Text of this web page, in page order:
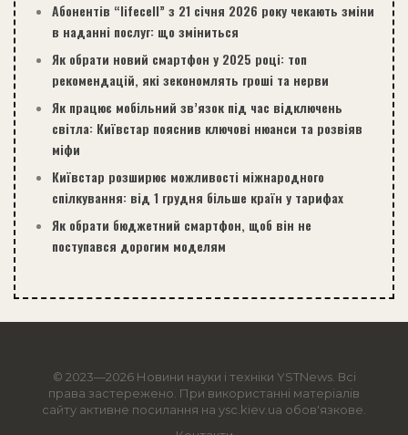
Абонентів “lifecell” з 21 січня 2026 року чекають зміни
в наданні послуг: що зміниться
Як обрати новий смартфон у 2025 році: топ
рекомендацій, які зекономлять гроші та нерви
Як працює мобільний зв’язок під час відключень
світла: Київстар пояснив ключові нюанси та розвіяв
міфи
Київстар розширює можливості міжнародного
спілкування: від 1 грудня більше країн у тарифах
Як обрати бюджетний смартфон, щоб він не
поступався дорогим моделям
© 2023—2026 Новини науки і техніки YSTNews. Всі
права застережено. При використанні матеріалів
сайту активне посилання на ysc.kiev.ua обов'язкове.